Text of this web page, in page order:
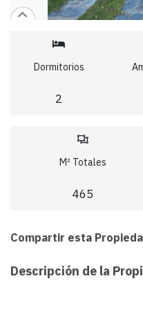
Dormitorios
2
M² Totales
465
Compartir esta
Descripción de la